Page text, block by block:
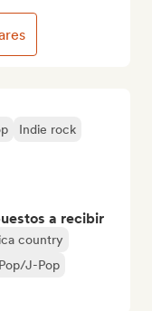
Indie rock
a recibir
country
J-Pop